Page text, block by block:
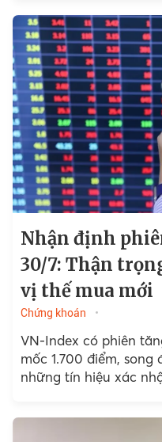
Nhận định
30/7: Thận
vị thế mua mới
Chứng khoán
VN-Index có phiên
mốc 1.700 điểm,
những tín hiệu xác